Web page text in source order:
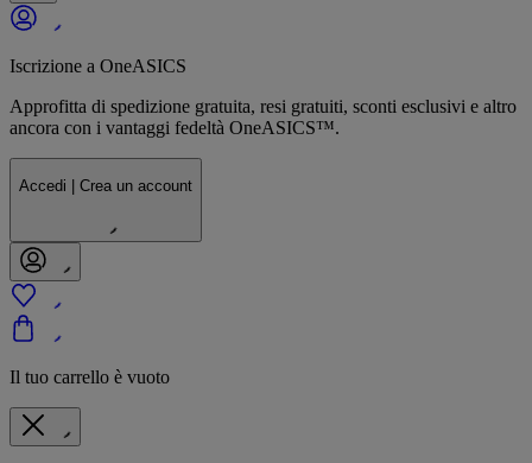
Iscrizione a OneASICS
Approfitta di spedizione gratuita, resi gratuiti, sconti esclusivi e altro
ancora con i vantaggi fedeltà OneASICS™.
Accedi | Crea un account
Il tuo carrello è vuoto